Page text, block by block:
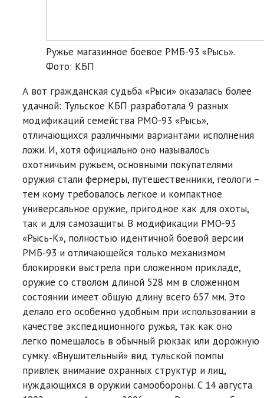
Ружье магазинное боевое РМБ-93 «Рысь».
Фото: КБП
А вот гражданская судьба «Рыси» оказалась более
удачной: Тульское КБП разработала 9 разных
модификаций семейства РМО-93 «Рысь»,
отличающихся различными вариантами исполнения
ложи. И, хотя официально оно называлось
охотничьим ружьем, основными покупателями
оружия стали фермеры, путешественники, геологи –
тем кому требовалось легкое и компактное
универсальное оружие, пригодное как для охоты,
так и для самозащиты. В модификации РМО-93
«Рысь-К», полностью идентичной боевой версии
РМБ-93 и отличающейся только механизмом
блокировки выстрела при сложенном прикладе,
оружие со стволом длиной 528 мм в сложенном
состоянии имеет общую длину всего 657 мм. Это
делало его особенно удобным при использовании в
качестве экспедиционного ружья, так как оно
легко помещалось в обычный рюкзак или дорожную
сумку. «Внушительный» вид тульской помпы
привлек внимание охранных структур и лиц,
нуждающихся в оружии самообороны. C 14 августа